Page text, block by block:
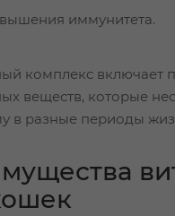
иммунитета.
комплекс включает
веществ, которые
в разные периоды